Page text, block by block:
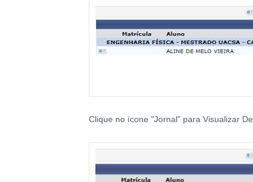
Clique no ícone "Jornal" para Visualizar